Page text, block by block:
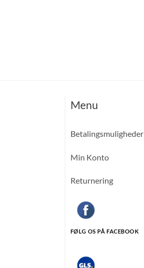
Menu
Betalingsmuligheder
Min Konto
Returnering
FØLG OS PÅ FACEBOOK